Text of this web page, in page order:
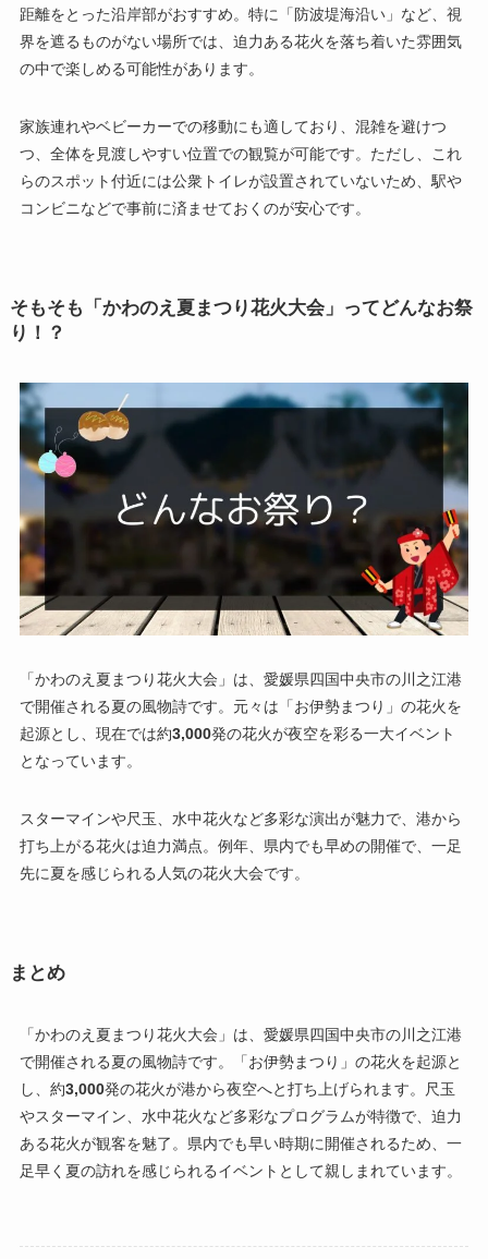
距離をとった沿岸部がおすすめ。特に「防波堤海沿い」など、視
界を遮るものがない場所では、迫力ある花火を落ち着いた雰囲気
の中で楽しめる可能性があります。
家族連れやベビーカーでの移動にも適しており、混雑を避けつ
つ、全体を見渡しやすい位置での観覧が可能です。ただし、これ
らのスポット付近には公衆トイレが設置されていないため、駅や
コンビニなどで事前に済ませておくのが安心です。
そもそも「かわのえ夏まつり花火大会」ってどんなお祭
り！？
「かわのえ夏まつり花火大会」は、愛媛県四国中央市の川之江港
で開催される夏の風物詩です。元々は「お伊勢まつり」の花火を
起源とし、現在では約3,000発の花火が夜空を彩る一大イベント
となっています。
スターマインや尺玉、水中花火など多彩な演出が魅力で、港から
打ち上がる花火は迫力満点。例年、県内でも早めの開催で、一足
先に夏を感じられる人気の花火大会です。
まとめ
「かわのえ夏まつり花火大会」は、愛媛県四国中央市の川之江港
で開催される夏の風物詩です。「お伊勢まつり」の花火を起源と
し、約3,000発の花火が港から夜空へと打ち上げられます。尺玉
やスターマイン、水中花火など多彩なプログラムが特徴で、迫力
ある花火が観客を魅了。県内でも早い時期に開催されるため、一
足早く夏の訪れを感じられるイベントとして親しまれています。